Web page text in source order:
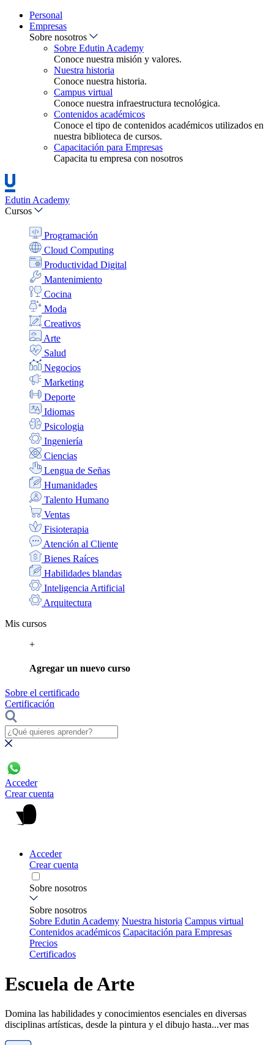
Personal
Empresas
Sobre nosotros
Sobre Edutin Academy
Conoce nuestra misión y valores.
Nuestra historia
Conoce nuestra historia.
Campus virtual
Conoce nuestra infraestructura tecnológica.
Contenidos académicos
Conoce el tipo de contenidos académicos utilizados en
nuestra biblioteca de cursos.
Capacitación para Empresas
Capacita tu empresa con nosotros
Edutin Academy
Cursos
Programación
Cloud Computing
Productividad Digital
Mantenimiento
Cocina
Moda
Creativos
Arte
Salud
Negocios
Marketing
Deporte
Idiomas
Psicologia
Ingeniería
Ciencias
Lengua de Señas
Humanidades
Talento Humano
Ventas
Fisioterapia
Atención al Cliente
Bienes Raíces
Habilidades blandas
Inteligencia Artificial
Arquitectura
Mis cursos
+
Agregar un nuevo curso
Sobre el certificado
Certificación
Acceder
Crear cuenta
Acceder
Crear cuenta
Sobre nosotros
Sobre nosotros
Sobre Edutin Academy Nuestra historia Campus virtual
Contenidos académicos Capacitación para Empresas
Precios
Certificados
Escuela de Arte
Domina las habilidades y conocimientos esenciales en diversas
disciplinas artísticas, desde la pintura y el dibujo hasta...ver mas